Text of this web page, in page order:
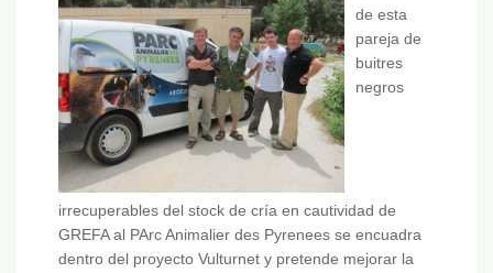
de esta
pareja de
buitres
negros
irrecuperables del stock de cría en cautividad de
GREFA al PArc Animalier des Pyrenees se encuadra
dentro del proyecto Vulturnet y pretende mejorar la